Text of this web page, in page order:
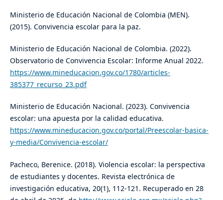
Ministerio de Educación Nacional de Colombia (MEN).
(2015). Convivencia escolar para la paz.
Ministerio de Educación Nacional de Colombia. (2022).
Observatorio de Convivencia Escolar: Informe Anual 2022.
https://www.mineducacion.gov.co/1780/articles-
385377_recurso_23.pdf
Ministerio de Educación Nacional. (2023). Convivencia
escolar: una apuesta por la calidad educativa.
https://www.mineducacion.gov.co/portal/Preescolar-basica-
y-media/Convivencia-escolar/
Pacheco, Berenice. (2018). Violencia escolar: la perspectiva
de estudiantes y docentes. Revista electrónica de
investigación educativa, 20(1), 112-121. Recuperado en 28